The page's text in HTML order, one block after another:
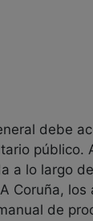
debe
a lo largo
Coruña,
de